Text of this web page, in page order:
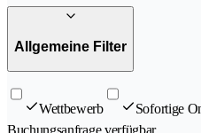
Allgemeine Filter
Wettbewerb Sofortige
Buchungsanfrage verfügbar